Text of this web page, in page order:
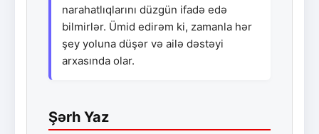
narahatlıqlarını düzgün ifadə edə
bilmirlər. Ümid edirəm ki, zamanla hər
şey yoluna düşər və ailə dəstəyi
arxasında olar.
Şərh Yaz